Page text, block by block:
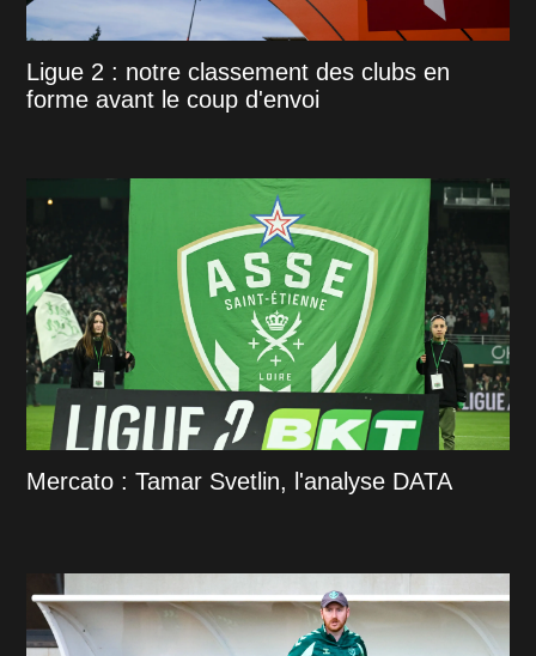
Ligue 2 : notre classement des clubs en
forme avant le coup d'envoi
Mercato : Tamar Svetlin, l'analyse DATA